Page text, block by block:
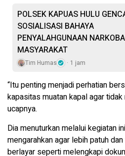
POLSEK KAPUAS HULU
SOSIALISASI BAHAYA
PENYALAHGUNAAN
MASYARAKAT
Tim Humas 1 jam
“Itu penting menjadi perhatian
kapasitas muatan kapal agar
ucapnya.
Dia menuturkan melalui kegiatan
mengarahkan agar lebih patuh
berlayar seperti melengkapi